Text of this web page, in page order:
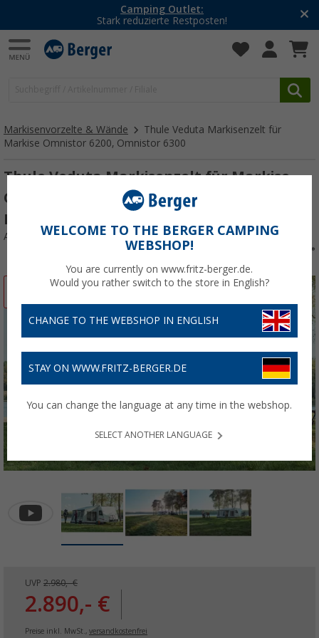
Camping Outlet:
Stark reduzierte Restposten!
Markisenvorzelte & Wände
Thule Veduta Markisenzelt für
Markise Omnistor 6200, Omnistor 6300
Thule Veduta Markisenzelt für Markise
Omnistor 6200 und Omnistor 6300 4 Meter
Länge
Art.-Nr.: 321415
UVP 2.980,- €
2.890,- €
Preise inkl. MwSt., versandkostenfrei
WELCOME TO THE BERGER CAMPING
WEBSHOP!
You are currently on www.fritz-berger.de.
Would you rather switch to the store in English?
CHANGE TO THE WEBSHOP IN ENGLISH
STAY ON WWW.FRITZ-BERGER.DE
You can change the language at any time in the webshop.
SELECT ANOTHER LANGUAGE